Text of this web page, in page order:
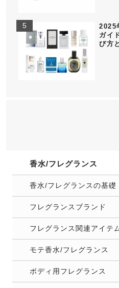
2025
ガイ
び方
香水/フレグランス
香水/フレグランスの基礎
フレグランスブランド
フレグランス関連アイテ
モテ香水/フレグランス
ボディ用フレグランス